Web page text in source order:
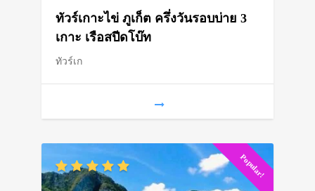
ทัวร์เกาะไข่ ภูเก็ต ครึ่งวันรอบบ่าย 3
เกาะ เรือสปีดโบ๊ท
ทัวร์เก
Popular!